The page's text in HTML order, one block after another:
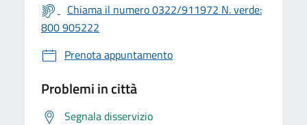
Chiama il numero 0322/911972 N. verde:
800 905222
Prenota appuntamento
Problemi in città
Segnala disservizio